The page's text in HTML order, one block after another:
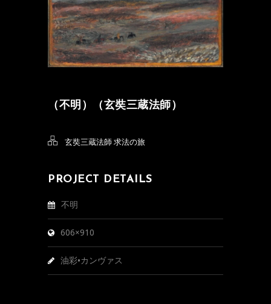
（不明）（玄奘三蔵法師）
玄奘三蔵法師 求法の旅
PROJECT DETAILS
不明
606×910
油彩•カンヴァス